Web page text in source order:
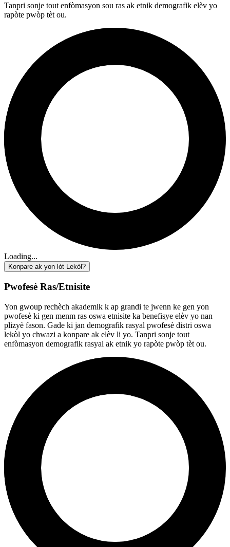
Tanpri sonje tout enfòmasyon sou ras ak etnik demografik elèv yo
rapòte pwòp tèt ou.
Loading...
Konpare ak yon lòt Lekòl?
Pwofesè Ras/Etnisite
Yon gwoup rechèch akademik k ap grandi te jwenn ke gen yon
pwofesè ki gen menm ras oswa etnisite ka benefisye elèv yo nan
plizyè fason. Gade ki jan demografik rasyal pwofesè distri oswa
lekòl yo chwazi a konpare ak elèv li yo. Tanpri sonje tout
enfòmasyon demografik rasyal ak etnik yo rapòte pwòp tèt ou.